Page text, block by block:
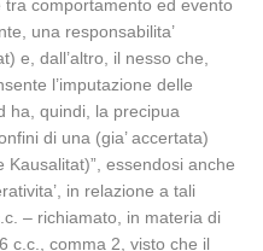
comportamento ed evento
una responsabilita’
e, dall’altro, il nesso che,
l’imputazione delle
ha, quindi, la precipua
di una (gia’ accertata)
Kausalitat)”, essendosi anche
in relazione a tali
– richiamato, in materia di
c.c., comma 2, visto che il